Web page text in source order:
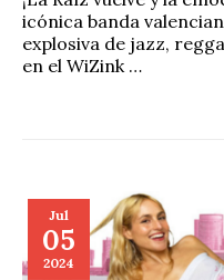
icónica banda
explosiva de jazz,
en el WiZink …
Jul
05
2024